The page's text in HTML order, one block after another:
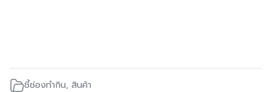
ชี้ช่องทำกิน, สินค้า